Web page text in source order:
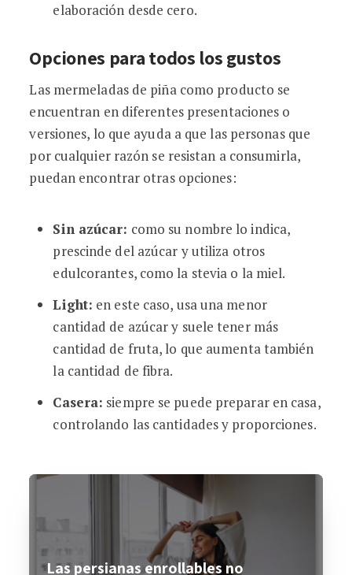
elaboración desde cero.
Opciones para todos los gustos
Las mermeladas de piña como producto se
encuentran en diferentes presentaciones o
versiones, lo que ayuda a que las personas que
por cualquier razón se resistan a consumirla,
puedan encontrar otras opciones:
Sin azúcar: como su nombre lo indica,
prescinde del azúcar y utiliza otros
edulcorantes, como la stevia o la miel.
Light: en este caso, usa una menor
cantidad de azúcar y suele tener más
cantidad de fruta, lo que aumenta también
la cantidad de fibra.
Casera: siempre se puede preparar en casa,
controlando las cantidades y proporciones.
Las persianas enrollables no